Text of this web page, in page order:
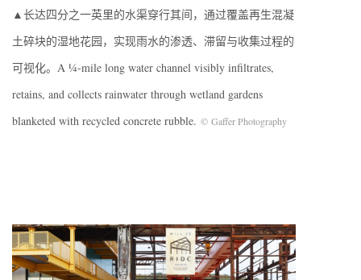
▲长达四分之一英里的水渠穿行其间，通过覆盖再生混凝
土碎块的湿地花园，实现雨水的渗透、滞留与收集过程的
可视化。A ¼-mile long water channel visibly infiltrates,
retains, and collects rainwater through wetland gardens
blanketed with recycled concrete rubble. © Gaffer Photography